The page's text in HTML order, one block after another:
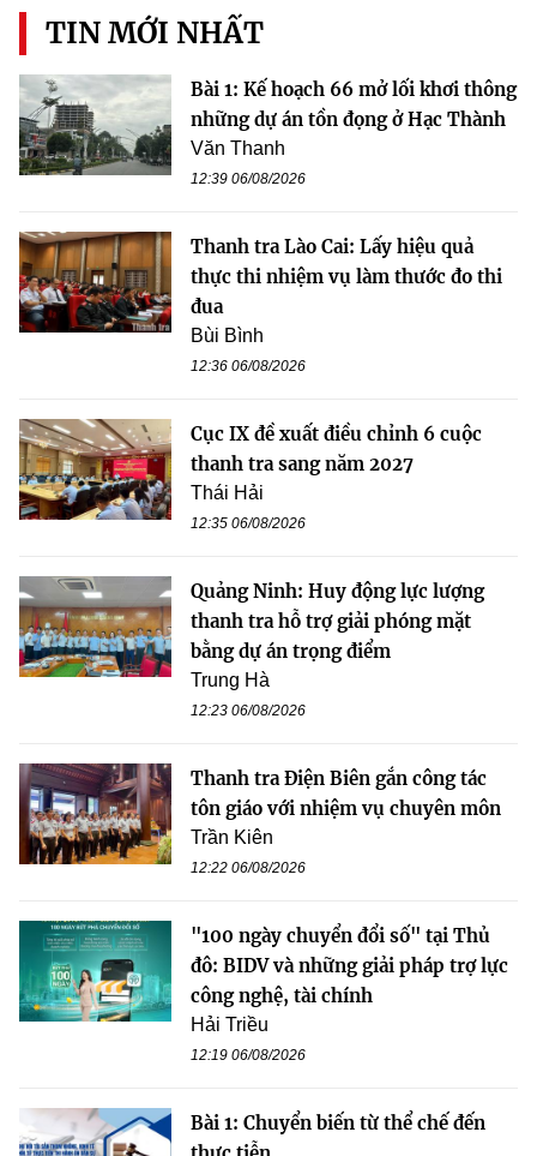
TIN MỚI NHẤT
Bài 1: Kế hoạch 66 mở lối khơi thông
những dự án tồn đọng ở Hạc Thành
Văn Thanh
12:39 06/08/2026
Thanh tra Lào Cai: Lấy hiệu quả
thực thi nhiệm vụ làm thước đo thi
đua
Bùi Bình
12:36 06/08/2026
Cục IX đề xuất điều chỉnh 6 cuộc
thanh tra sang năm 2027
Thái Hải
12:35 06/08/2026
Quảng Ninh: Huy động lực lượng
thanh tra hỗ trợ giải phóng mặt
bằng dự án trọng điểm
Trung Hà
12:23 06/08/2026
Thanh tra Điện Biên gắn công tác
tôn giáo với nhiệm vụ chuyên môn
Trần Kiên
12:22 06/08/2026
"100 ngày chuyển đổi số" tại Thủ
đô: BIDV và những giải pháp trợ lực
công nghệ, tài chính
Hải Triều
12:19 06/08/2026
Bài 1: Chuyển biến từ thể chế đến